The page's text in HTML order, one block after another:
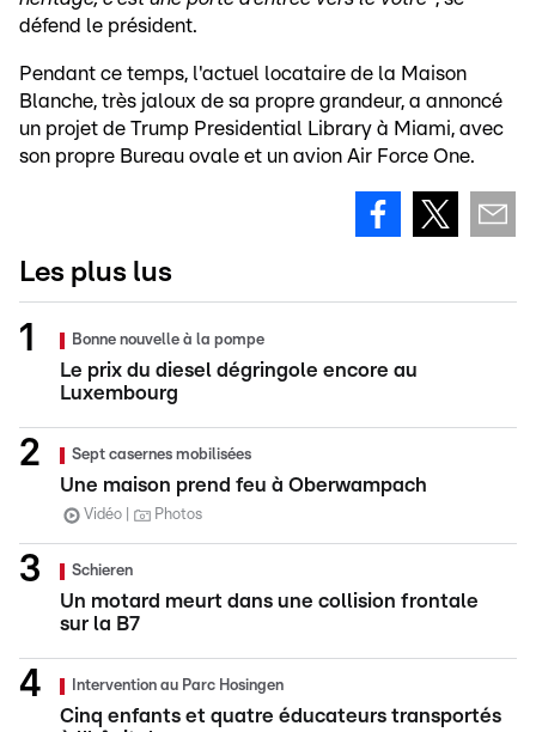
défend le président.
Pendant ce temps, l'actuel locataire de la Maison
Blanche, très jaloux de sa propre grandeur, a annoncé
un projet de Trump Presidential Library à Miami, avec
son propre Bureau ovale et un avion Air Force One.
Les plus lus
Bonne nouvelle à la pompe
Le prix du diesel dégringole encore au
Luxembourg
Sept casernes mobilisées
Une maison prend feu à Oberwampach
Vidéo Photos
Schieren
Un motard meurt dans une collision frontale
sur la B7
Intervention au Parc Hosingen
Cinq enfants et quatre éducateurs transportés